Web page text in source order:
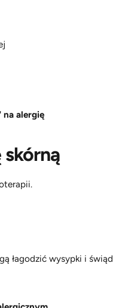
alergię
skórną
łagodzić wysypki i świąd